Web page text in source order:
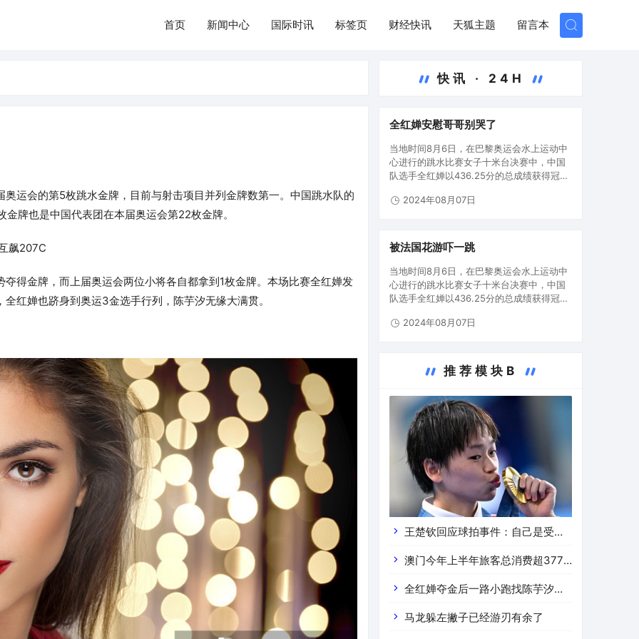
首页 新闻中心 国际时讯 标签页 财经快讯 天狐主题 留言本
运会的第5枚跳水金牌，目前与射击项目并列金牌数第一。中国跳水队的
牌也是中国代表团在本届奥运会第22枚金牌。
飙207C
得金牌，而上届奥运会两位小将各自都拿到1枚金牌。本场比赛全红婵发
红婵也跻身到奥运3金选手行列，陈芋汐无缘大满贯。
快讯 · 24H
全红婵安慰哥哥别哭了
当地时间8月6日，在巴黎奥运会水上运动中
心进行的跳水比赛女子十米台决赛中，中国
队选手全红婵以436.25分的总成绩获得冠
获得银牌。中国跳水队在本届奥运会已收获5
2024年08月07日
被法国花游吓一跳
当地时间8月6日，在巴黎奥运会水上运动中
心进行的跳水比赛女子十米台决赛中，中国
队选手全红婵以436.25分的总成绩获得冠
获得银牌。中国跳水队在本届奥运会已收获5
2024年08月07日
推荐模块B
王楚钦回应球拍事件：自己是受害
者，“我不想讨论”
澳门今年上半年旅客总消费超377
亿澳门元 同比增长16.4%
全红婵夺金后一路小跑找陈芋汐拥
抱热马龙躲左撇子已经游刃有余了